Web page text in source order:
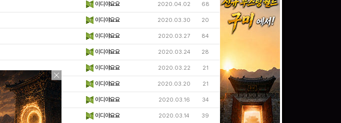
이디야요요 2020.04.02 68
이디야요요 2020.03.30 20
이디야요요 2020.03.27 84
이디야요요 2020.03.24 28
이디야요요 2020.03.22 21
이디야요요 2020.03.20 21
이디야요요 2020.03.16 34
이디야요요 2020.03.14 39